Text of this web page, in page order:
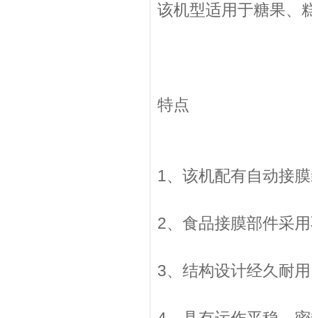
该机型适用于糖果、
特点
1、该机配有自动接
2、食品接膜部件采
3、结构设计经久耐